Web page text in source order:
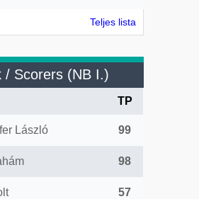
Teljes lista
/ Scorers (NB I.)
TP
László 99
98
57